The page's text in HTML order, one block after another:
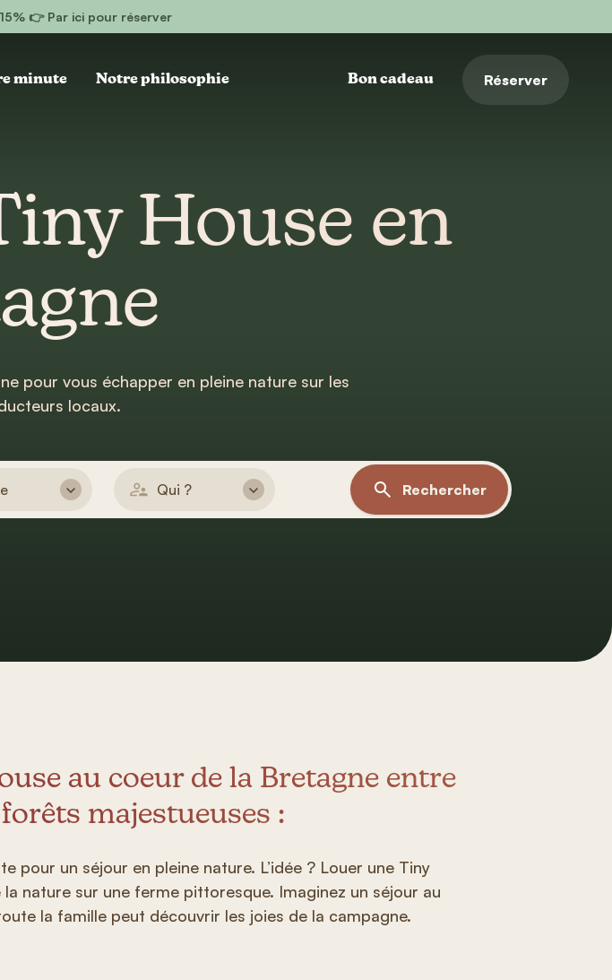
👉 Par ici pour réserver
minute Notre philosophie Bon cadeau Réserver
House en
pour vous échapper en pleine nature sur les
locaux.
Qui ? Rechercher
au coeur de la Bretagne entre
majestueuses :
pour un séjour en pleine nature. L’idée ? Louer une Tiny
nature sur une ferme pittoresque. Imaginez un séjour au
la famille peut découvrir les joies de la campagne.